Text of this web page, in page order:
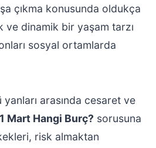
çıkma konusunda oldukça
ve dinamik bir yaşam tarzı
sosyal ortamlarda
arasında cesaret ve
Mart Hangi Burç? sorusuna
risk almaktan